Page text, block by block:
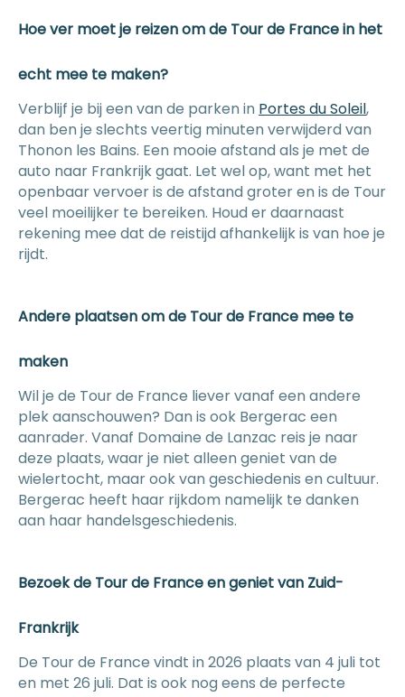
Hoe ver moet je reizen om de Tour de France in het
echt mee te maken?
Verblijf je bij een van de parken in Portes du Soleil,
dan ben je slechts veertig minuten verwijderd van
Thonon les Bains. Een mooie afstand als je met de
auto naar Frankrijk gaat. Let wel op, want met het
openbaar vervoer is de afstand groter en is de Tour
veel moeilijker te bereiken. Houd er daarnaast
rekening mee dat de reistijd afhankelijk is van hoe je
rijdt.
Andere plaatsen om de Tour de France mee te
maken
Wil je de Tour de France liever vanaf een andere
plek aanschouwen? Dan is ook Bergerac een
aanrader. Vanaf Domaine de Lanzac reis je naar
deze plaats, waar je niet alleen geniet van de
wielertocht, maar ook van geschiedenis en cultuur.
Bergerac heeft haar rijkdom namelijk te danken
aan haar handelsgeschiedenis.
Bezoek de Tour de France en geniet van Zuid-
Frankrijk
De Tour de France vindt in 2026 plaats van 4 juli tot
en met 26 juli. Dat is ook nog eens de perfecte